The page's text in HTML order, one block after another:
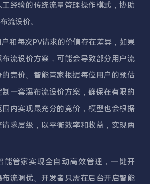
经验的传统流量管理操作模式，协助
流设价。
和每次PV请求的价值存在差异，如果
流设价方案，可能会导致部分用户流
竞价。智能管家根据每位用户的预估
一套瀑布流设价方案，确保在有限的
内实现最充分的竞价，模型也会根据
求层级，以平衡效率和收益，实现两
能管家实现全自动高效管理，一键开
流调优。开发者只需在后台开启智能